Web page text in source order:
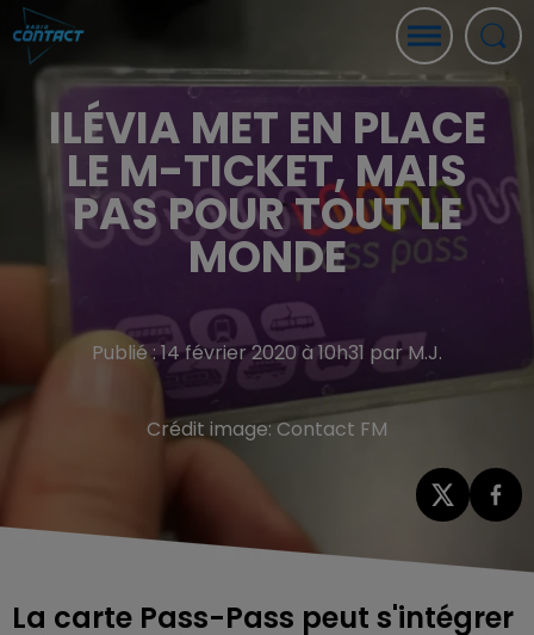
ILÉVIA MET EN PLACE
LE M-TICKET, MAIS
PAS POUR TOUT LE
MONDE
Publié : 14 février 2020 à 10h31 par M.J.
Crédit image: Contact FM
La carte Pass-Pass peut s'intégrer